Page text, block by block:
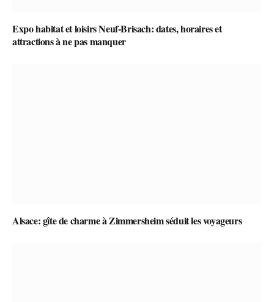
Expo habitat et loisirs Neuf-Brisach: dates, horaires et
attractions à ne pas manquer
Alsace: gîte de charme à Zimmersheim séduit les voyageurs